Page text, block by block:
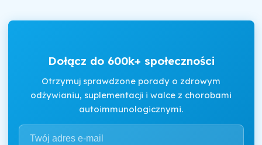
Dołącz do 600k+ społeczności
Otrzymuj sprawdzone porady o zdrowym
odżywianiu, suplementacji i walce z chorobami
autoimmunologicznymi.